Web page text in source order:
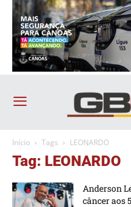
Início Tags LEONARDO
Tag: LEONARDO
Anderson
câncer aos